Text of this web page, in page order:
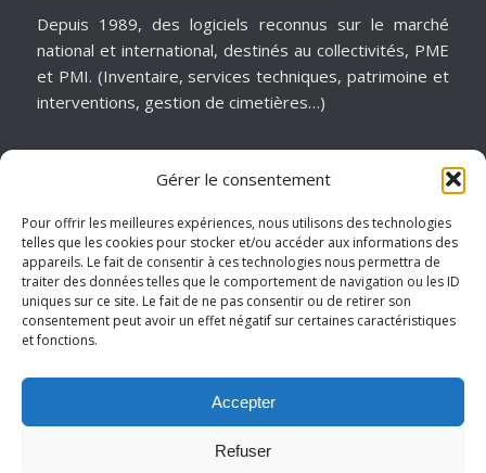
Gérer le consentement
Pour offrir les meilleures expériences, nous utilisons des technologies
telles que les cookies pour stocker et/ou accéder aux informations des
appareils. Le fait de consentir à ces technologies nous permettra de
traiter des données telles que le comportement de navigation ou les ID
uniques sur ce site. Le fait de ne pas consentir ou de retirer son
consentement peut avoir un effet négatif sur certaines caractéristiques
et fonctions.
Accepter
Refuser
Depuis 1989, des logiciels reconnus sur le marché
national et international, destinés au collectivités, PME
et PMI. (Inventaire, services techniques, patrimoine et
interventions, gestion de cimetières…)
MATÉRIELS & ASSISTANCE
Installation, dépannage, assistance informatique,
sécurité informatique, infogérance, virtualisation, cloud
services, internet… Pour garantir notre réactivité, nous
intervenons sur un périmètre géographique de
proximité.